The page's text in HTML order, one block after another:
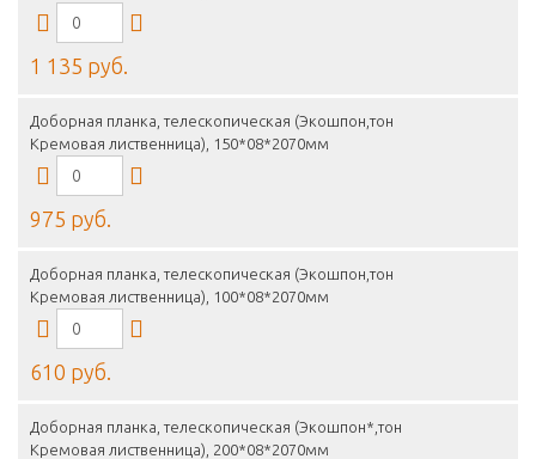
1 135 руб.
Доборная планка, телескопическая (Экошпон,тон
Кремовая лиственница), 150*08*2070мм
975 руб.
Доборная планка, телескопическая (Экошпон,тон
Кремовая лиственница), 100*08*2070мм
610 руб.
Доборная планка, телескопическая (Экошпон*,тон
Кремовая лиственница), 200*08*2070мм